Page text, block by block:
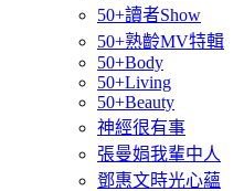
50+讀者Show
50+熟齡MV特輯
50+Body
50+Living
50+Beauty
神經很有事
張曼娟我輩中人
鄧惠文時光心蘊